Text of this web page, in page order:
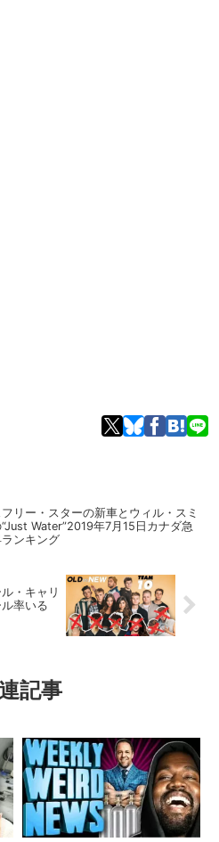
リー・スターの新車とウィル・スミ
“Just Water”2019年7月15日カナダ急
ランキング
・キャリ
率いる
記事